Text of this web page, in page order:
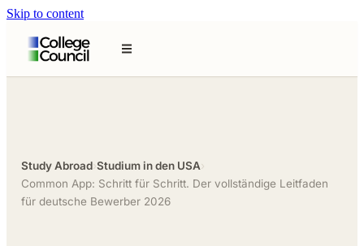
Skip to content
Study Abroad›Studium in den USA›
Common App: Schritt für Schritt. Der vollständige Leitfaden
für deutsche Bewerber 2026